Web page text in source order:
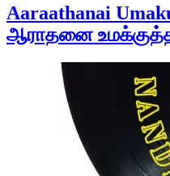
Aaraathanai
ஆராதனை